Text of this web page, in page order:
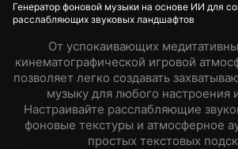
Генератор фоновой музыки на основе ИИ для
расслабляющих звуковых ландшафтов
От успокаивающих
кинематографической игровой
позволяет легко создавать
музыку для любого настроения
Настраивайте расслабляющие
фоновые текстуры и атмосферное
простых текстовых